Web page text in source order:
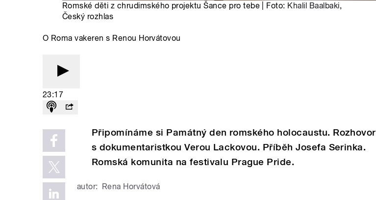
Romské děti z chrudimského projektu Šance pro tebe | Foto: Khalil Baalbaki,
Český rozhlas
O Roma vakeren s Renou Horvátovou
23:17
Připomínáme si Památný den romského holocaustu. Rozhovor
s dokumentaristkou Verou Lackovou. Příběh Josefa Serinka.
Romská komunita na festivalu Prague Pride.
autor: Rena Horvátová